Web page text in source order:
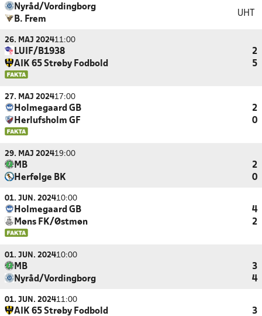
Nyråd/Vordingborg
B. Frem
UHT
26. MAJ 202411:00
LUIF/B1938
2
AIK 65 Strøby Fodbold
5
27. MAJ 202417:00
Holmegaard GB
2
Herlufsholm GF
0
29. MAJ 202419:00
MB
2
Herfølge BK
0
01. JUN. 202410:00
Holmegaard GB
4
Møns FK/Østmøn
2
01. JUN. 202410:00
MB
3
Nyråd/Vordingborg
4
01. JUN. 202411:00
AIK 65 Strøby Fodbold
3